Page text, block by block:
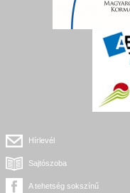
Hírlevél
Sajtószoba
A tehetség sokszínű